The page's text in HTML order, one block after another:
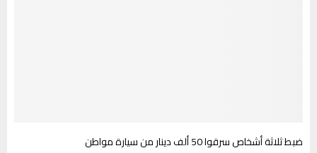
ضبط ثلاثة أشخاص سرقوا 50 ألف دينار من سيارة مواطن